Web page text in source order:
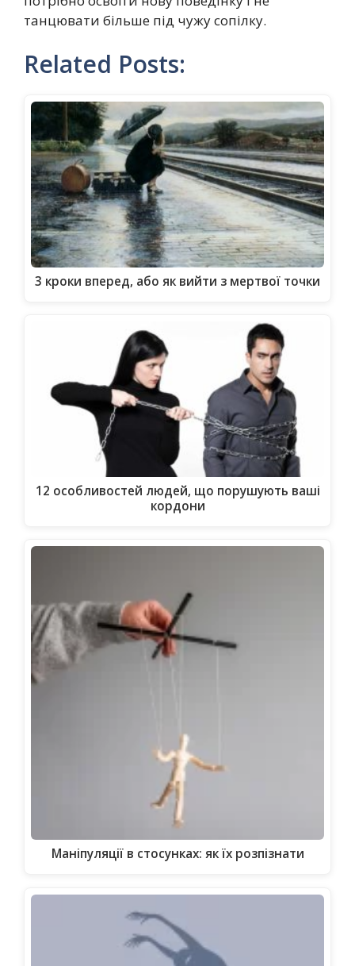
танцювати більше під чужу сопілку.
Related Posts:
3 кроки вперед, або як вийти з мертвої точки
12 особливостей людей, що порушують ваші
кордони
Маніпуляції в стосунках: як їх розпізнати